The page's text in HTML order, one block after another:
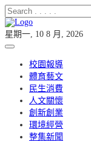
星期一, 10 8 月, 2026
校園報導
體育藝文
民生消費
人文關懷
創新創業
環境經營
整集新聞